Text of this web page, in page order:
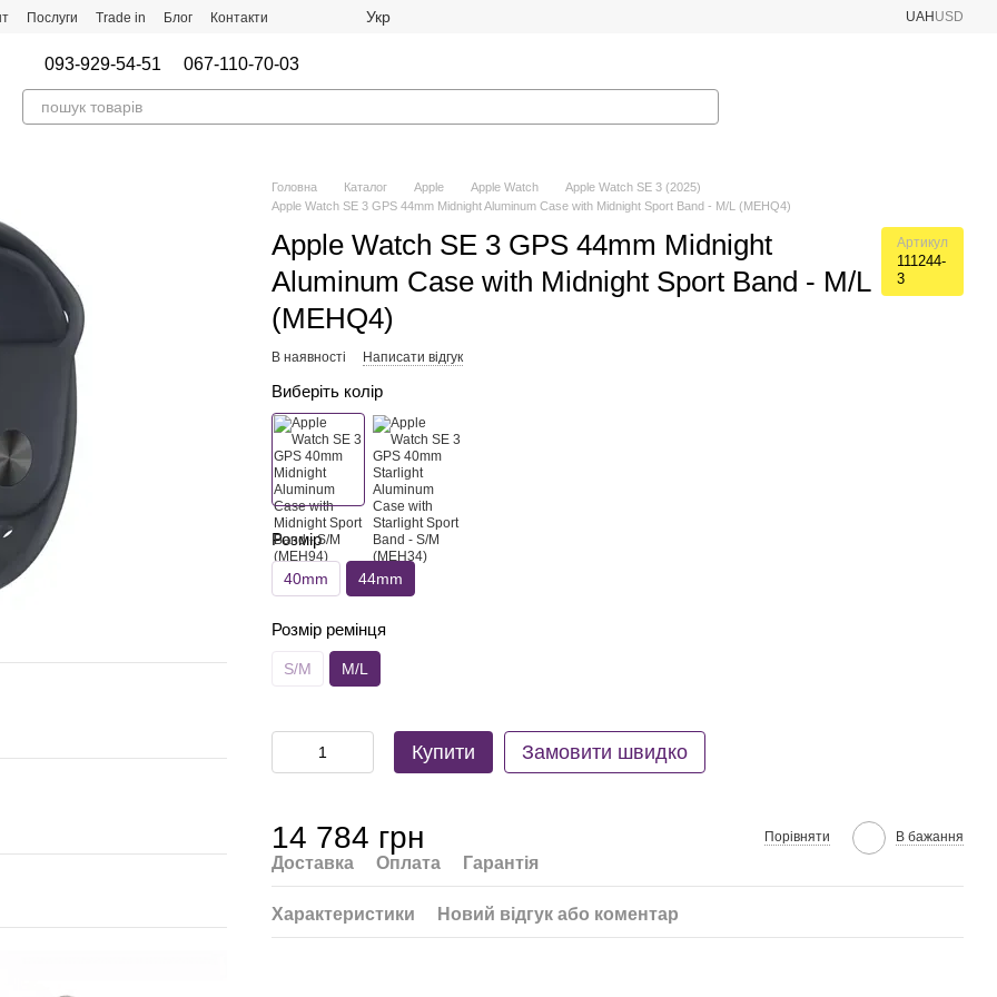
Послуги Trade in Блог Контакти Укр UAH USD
093-929-54-51 067-110-70-03
Головна Каталог Apple Apple Watch
Apple Watch SE 3 (2025)
Apple Watch SE 3 GPS 44mm Midnight Aluminum Case with Midnight Sport Band - M/L (MEHQ4)
Apple Watch SE 3 GPS 44mm Midnight
Aluminum Case with Midnight Sport Band - M/L
(MEHQ4)
Артикул
111244-
3
В наявності Написати відгук
Виберіть колір
Розмір
40mm 44mm
Розмір ремінця
S/M M/L
Купити Замовити швидко
14 784 грн Порівняти В бажання
Доставка Оплата Гарантія
Характеристики Новий відгук або коментар